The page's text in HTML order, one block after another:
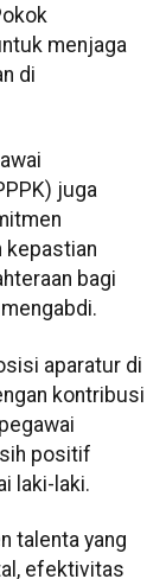
menjaga
di
juga
kepastian
bagi
aparatur di
kontribusi
positif
laki-laki.
talenta yang
efektivitas